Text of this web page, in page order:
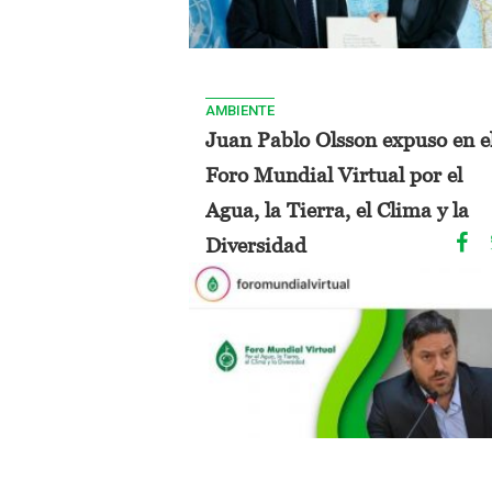
AMBIENTE
Juan Pablo Olsson expuso en
Foro Mundial Virtual por el
Agua, la Tierra, el Clima y la
Diversidad